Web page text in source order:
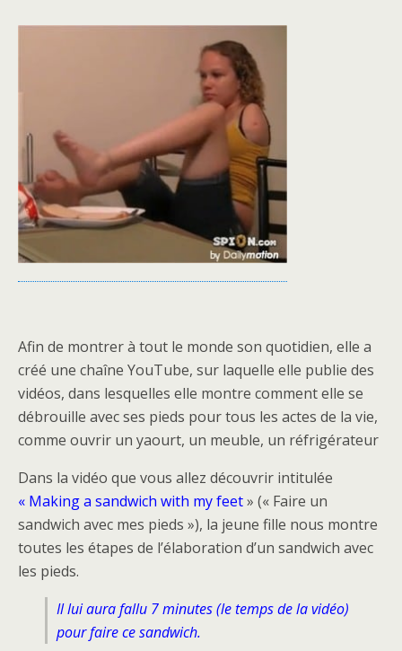
Afin de montrer à tout le monde son quotidien, elle a
créé une chaîne YouTube, sur laquelle elle publie des
vidéos, dans lesquelles elle montre comment elle se
débrouille avec ses pieds pour tous les actes de la vie,
comme ouvrir un yaourt, un meuble, un réfrigérateur
Dans la vidéo que vous allez découvrir intitulée
« Making a sandwich with my feet» (« Faire un
sandwich avec mes pieds »), la jeune fille nous montre
toutes les étapes de l’élaboration d’un sandwich avec
les pieds.
Il lui aura fallu 7 minutes (le temps de la vidéo)
pour faire ce sandwich.